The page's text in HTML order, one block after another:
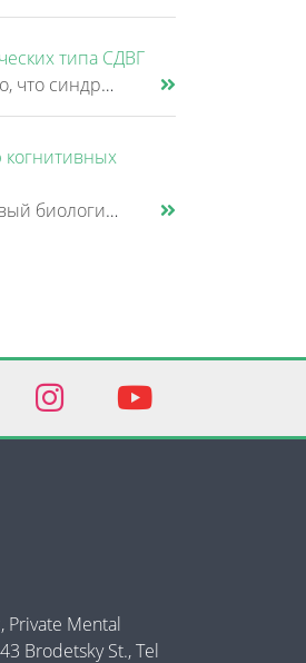
типа СДВГ
Крупное исследование показало, что синдром дефицита внимания и гиперактивности (СДВГ) может включать не два, а три биоло......
Исследователи обнаружили новый биологический механизм, который может быть связан с нарушением памяти и внимания при шизо......
Private Mental
Brodetsky St., Tel